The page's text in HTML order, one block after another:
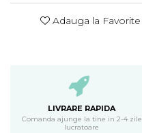
Adauga la Favorite
LIVRARE RAPIDA
Comanda ajunge la tine in 2-4 zile
lucratoare